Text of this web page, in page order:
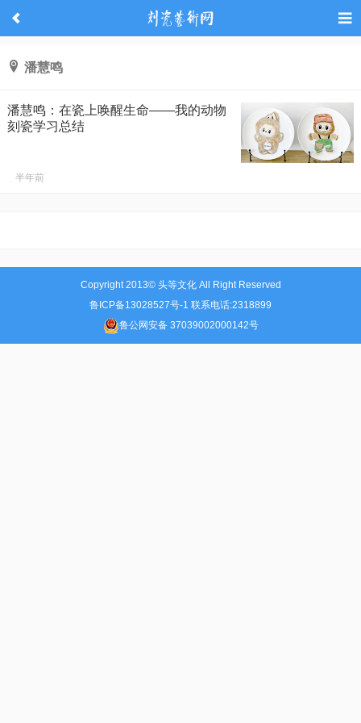
潘慧鸣
潘慧鸣：在瓷上唤醒生命——我的动物
刻瓷学习总结
半年前
Copyright 2013© 头等文化 All Right Reserved
鲁ICP备13028527号-1 联系电话:2318899
鲁公网安备 37039002000142号